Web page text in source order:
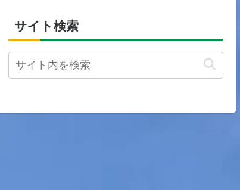
サイト検索